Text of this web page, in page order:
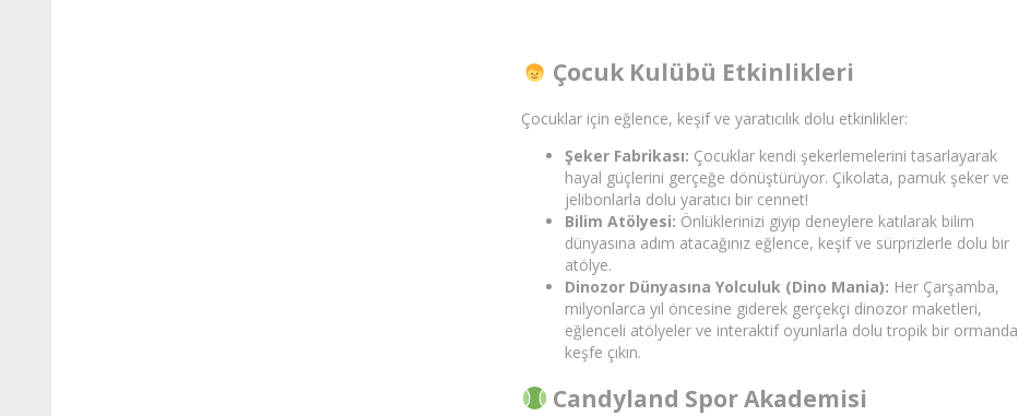
Çocuk Kulübü Etkinlikleri
Çocuklar için eğlence, keşif ve yaratıcılık dolu etkinlikler:
Şeker Fabrikası: Çocuklar kendi şekerlemelerini tasarlayarak
hayal güçlerini gerçeğe dönüştürüyor. Çikolata, pamuk şeker ve
jelibonlarla dolu yaratıcı bir cennet!
Bilim Atölyesi: Önlüklerinizi giyip deneylere katılarak bilim
dünyasına adım atacağınız eğlence, keşif ve sürprizlerle dolu bir
atölye.
Dinozor Dünyasına Yolculuk (Dino Mania): Her Çarşamba,
milyonlarca yıl öncesine giderek gerçekçi dinozor maketleri,
eğlenceli atölyeler ve interaktif oyunlarla dolu tropik bir ormanda
keşfe çıkın.
Candyland Spor Akademisi